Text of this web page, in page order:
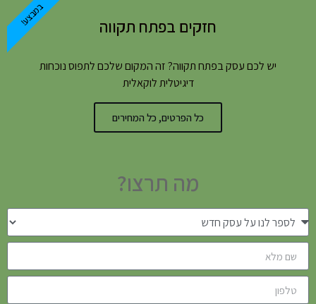
חזקים בפתח תקווה
יש לכם עסק בפתח תקווה? זה המקום שלכם לתפוס נוכחות
דיגיטלית לוקאלית
כל הפרטים, כל המחירים
במבצע!
מה תרצו?